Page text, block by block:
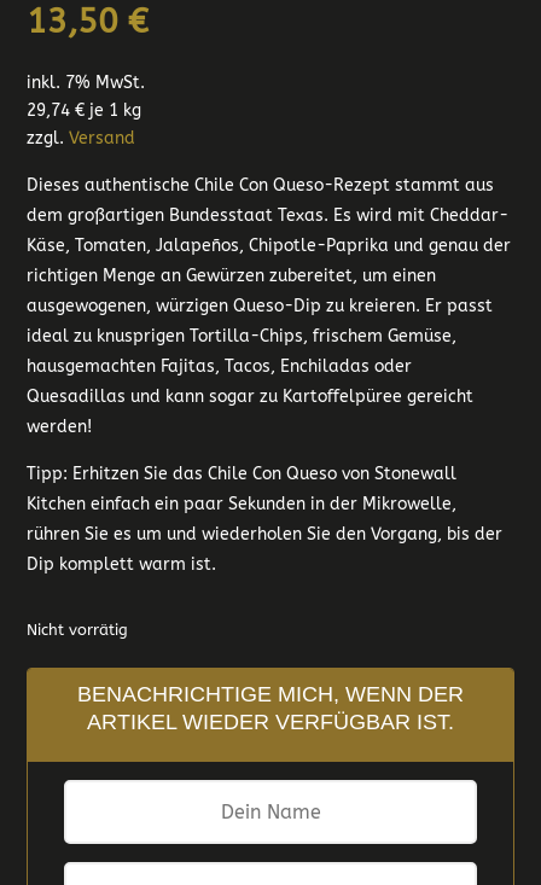
13,50€
inkl. 7% MwSt.
29,74€ je 1 kg
zzgl.Versand
Dieses authentische Chile Con Queso-Rezept stammt aus
dem großartigen Bundesstaat Texas. Es wird mit Cheddar-
Käse, Tomaten, Jalapeños, Chipotle-Paprika und genau der
richtigen Menge an Gewürzen zubereitet, um einen
ausgewogenen, würzigen Queso-Dip zu kreieren. Er passt
ideal zu knusprigen Tortilla-Chips, frischem Gemüse,
hausgemachten Fajitas, Tacos, Enchiladas oder
Quesadillas und kann sogar zu Kartoffelpüree gereicht
werden!
Tipp: Erhitzen Sie das Chile Con Queso von Stonewall
Kitchen einfach ein paar Sekunden in der Mikrowelle,
rühren Sie es um und wiederholen Sie den Vorgang, bis der
Dip komplett warm ist.
Nicht vorrätig
BENACHRICHTIGE MICH, WENN DER
ARTIKEL WIEDER VERFÜGBAR IST.